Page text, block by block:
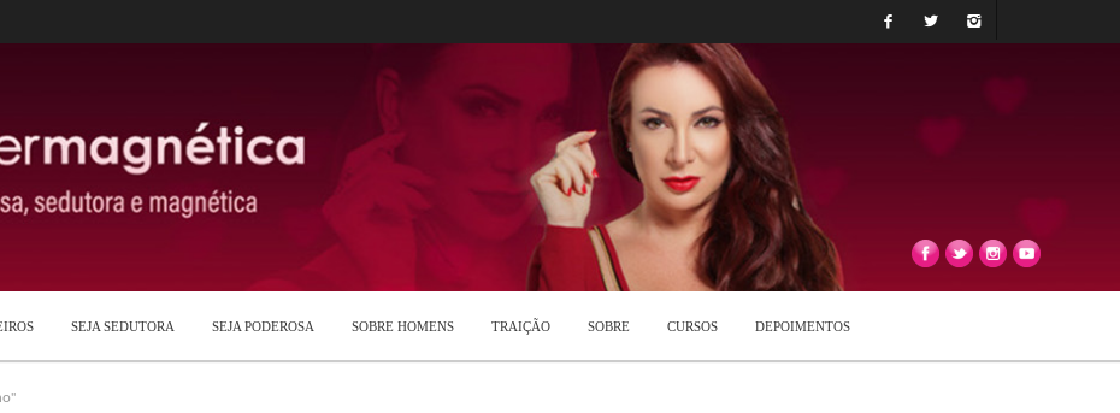
SEJA SEDUTORA SEJA PODEROSA SOBRE HOMENS TRAIÇÃO SOBRE CURSOS DEPOIMENTOS